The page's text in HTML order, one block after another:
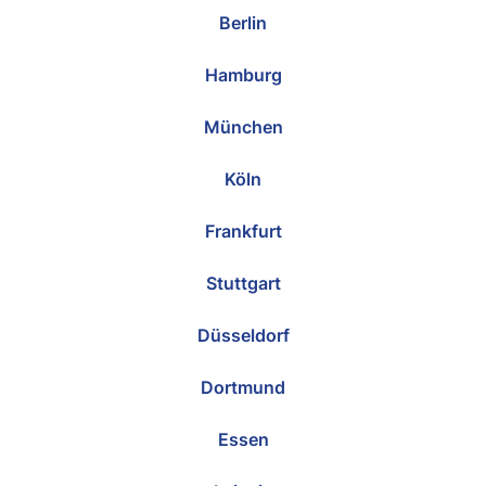
Berlin
Hamburg
München
Köln
Frankfurt
Stuttgart
Düsseldorf
Dortmund
Essen